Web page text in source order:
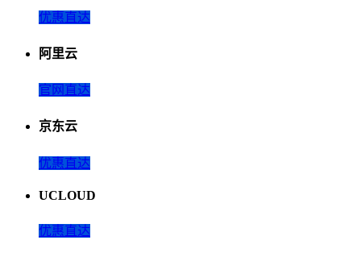
优惠直达
阿里云
官网直达
京东云
优惠直达
UCLOUD
优惠直达